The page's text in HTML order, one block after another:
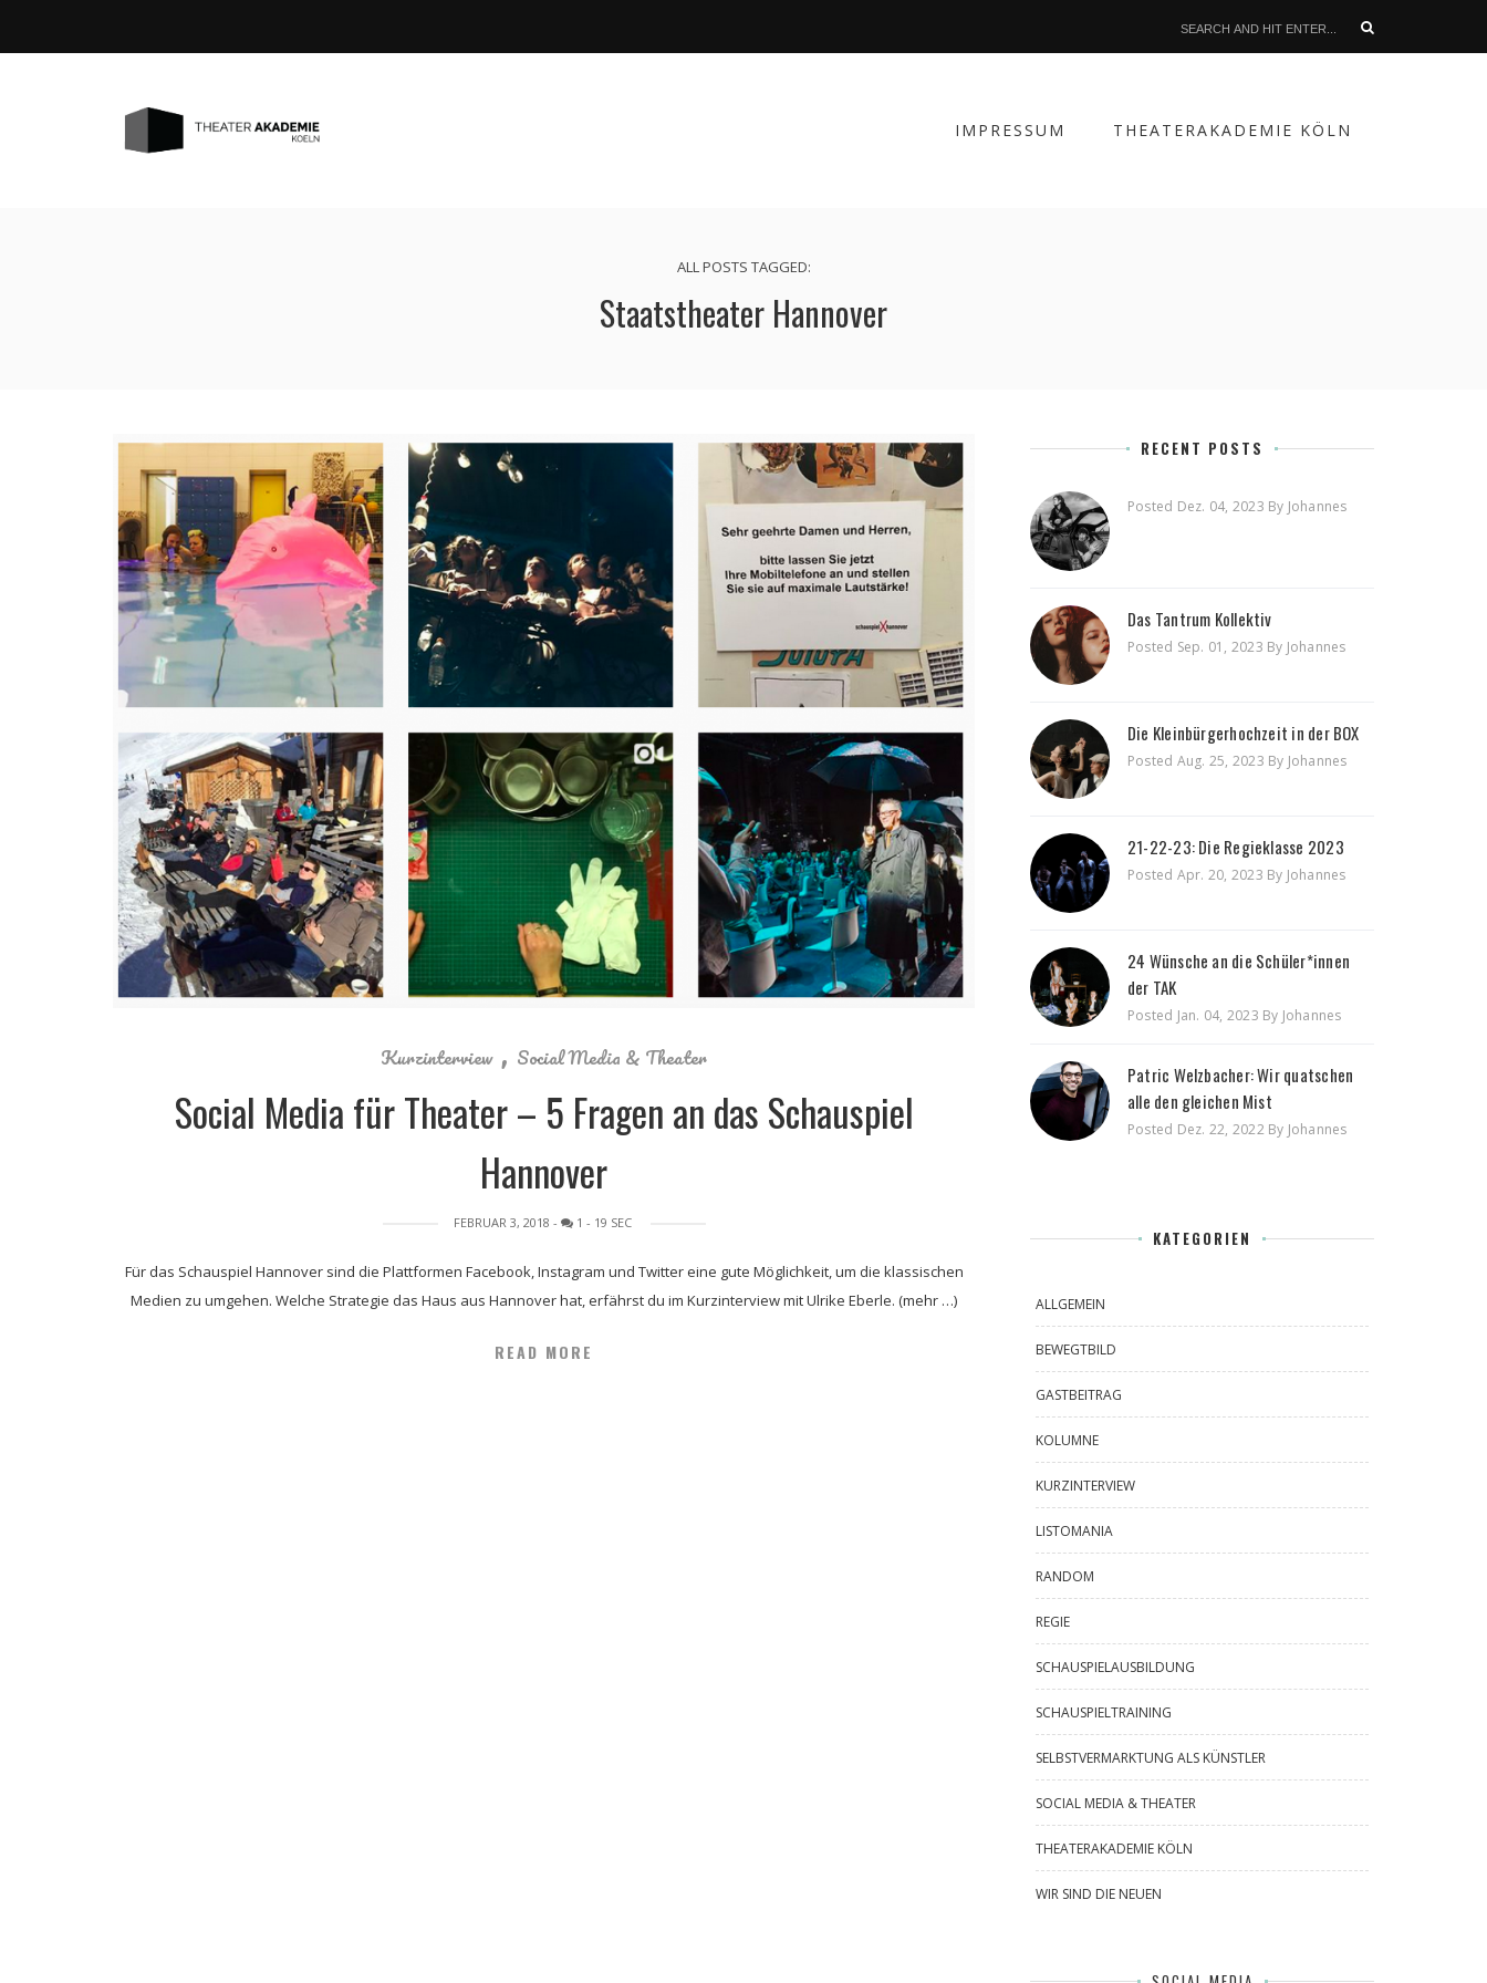
IMPRESSUM THEATERAKADEMIE KÖLN
ALL POSTS TAGGED:
Staatstheater Hannover
Kurzinterview , Social Media & Theater
Social Media für Theater – 5 Fragen an das Schauspiel
Hannover
FEBRUAR 3, 2018 - 1 - 19 SEC
Für das Schauspiel Hannover sind die Plattformen Facebook, Instagram und Twitter eine gute Möglichkeit, um die klassischen
Medien zu umgehen. Welche Strategie das Haus aus Hannover hat, erfährst du im Kurzinterview mit Ulrike Eberle. (mehr …)
READ MORE
RECENT POSTS
Posted Dez. 04, 2023 By Johannes
Das Tantrum Kollektiv
Posted Sep. 01, 2023 By Johannes
Die Kleinbürgerhochzeit in der BOX
Posted Aug. 25, 2023 By Johannes
21-22-23: Die Regieklasse 2023
Posted Apr. 20, 2023 By Johannes
24 Wünsche an die Schüler*innen
der TAK
Posted Jan. 04, 2023 By Johannes
Patric Welzbacher: Wir quatschen
alle den gleichen Mist
Posted Dez. 22, 2022 By Johannes
KATEGORIEN
ALLGEMEIN
BEWEGTBILD
GASTBEITRAG
KOLUMNE
KURZINTERVIEW
LISTOMANIA
RANDOM
REGIE
SCHAUSPIELAUSBILDUNG
SCHAUSPIELTRAINING
SELBSTVERMARKTUNG ALS KÜNSTLER
SOCIAL MEDIA & THEATER
THEATERAKADEMIE KÖLN
WIR SIND DIE NEUEN